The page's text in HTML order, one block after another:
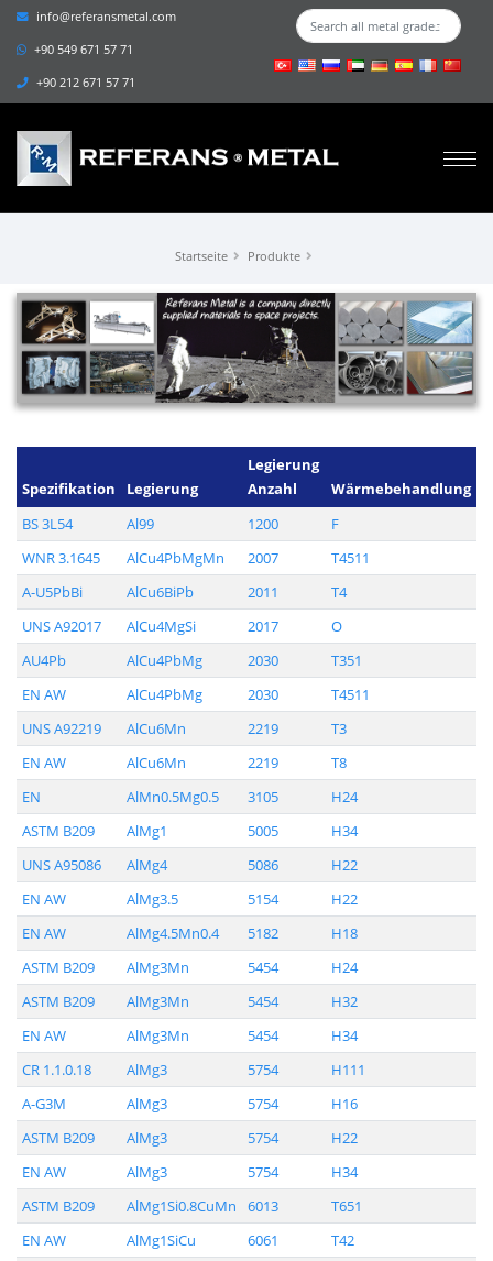
info@referansmetal.com
+90 549 671 57 71
+90 212 671 57 71
Startseite Produkte
Spezifikation Legierung
Legierung
Anzahl
Wärmebehandlung
BS 3L54
Al99 1200
F
WNR 3.1645
AlCu4PbMgMn 2007
T4511
A-U5PbBi
AlCu6BiPb 2011
T4
UNS A92017
AlCu4MgSi 2017
O
AU4Pb
AlCu4PbMg 2030
T351
EN AW
AlCu4PbMg 2030
T4511
UNS A92219
AlCu6Mn 2219
T3
EN AW
AlCu6Mn 2219
T8
EN
AlMn0.5Mg0.5 3105
H24
ASTM B209
AlMg1 5005
H34
UNS A95086
AlMg4 5086
H22
EN AW
AlMg3.5 5154
H22
EN AW
AlMg4.5Mn0.4 5182
H18
ASTM B209
AlMg3Mn 5454
H24
ASTM B209
AlMg3Mn 5454
H32
EN AW
AlMg3Mn 5454
H34
CR 1.1.0.18
AlMg3 5754
H111
A-G3M
AlMg3 5754
H16
ASTM B209
AlMg3 5754
H22
EN AW
AlMg3 5754
H34
ASTM B209
AlMg1Si0.8CuMn 6013
T651
EN AW
AlMg1SiCu 6061
T42